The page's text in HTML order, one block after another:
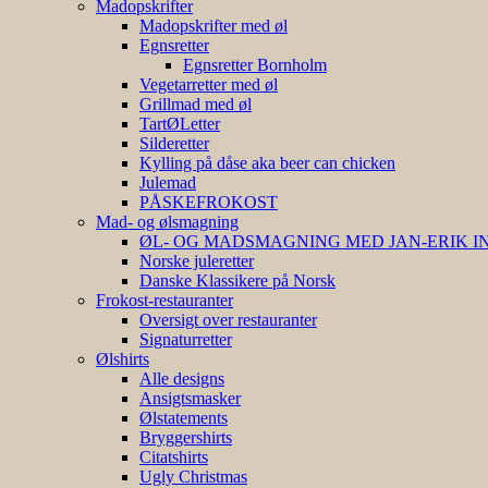
Madopskrifter
Madopskrifter med øl
Egnsretter
Egnsretter Bornholm
Vegetarretter med øl
Grillmad med øl
TartØLetter
Silderetter
Kylling på dåse aka beer can chicken
Julemad
PÅSKEFROKOST
Mad- og ølsmagning
ØL- OG MADSMAGNING MED JAN-ERIK
Norske juleretter
Danske Klassikere på Norsk
Frokost-restauranter
Oversigt over restauranter
Signaturretter
Ølshirts
Alle designs
Ansigtsmasker
Ølstatements
Bryggershirts
Citatshirts
Ugly Christmas